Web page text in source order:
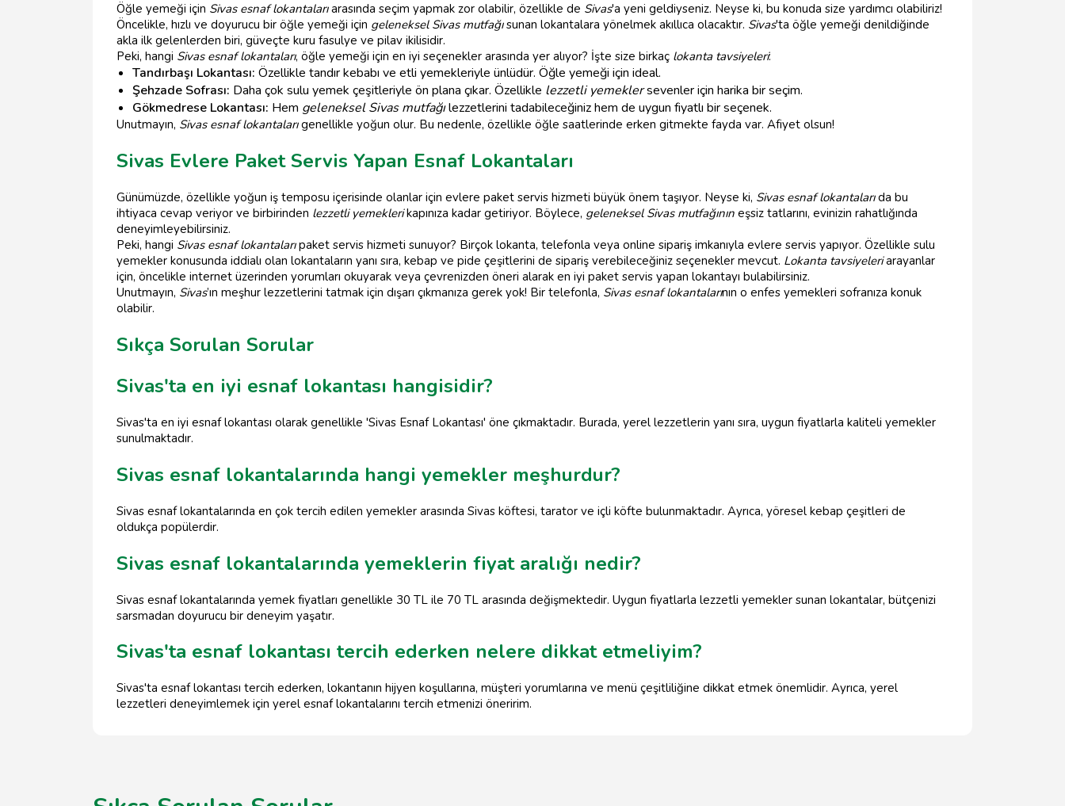
Öğle yemeği için Sivas esnaf lokantalarıarasında seçim yapmak zor olabilir, özellikle de Sivas'a yeni geldiyseniz. Neyse ki, bu konuda size yardımcı olabiliriz!
Öncelikle, hızlı ve doyurucu bir öğle yemeği için geleneksel Sivas mutfağısunan lokantalara yönelmek akıllıca olacaktır. Sivas'ta öğle yemeği denildiğinde
akla ilk gelenlerden biri, güveçte kuru fasulye ve pilav ikilisidir.
Peki, hangi Sivas esnaf lokantaları, öğle yemeği için en iyi seçenekler arasında yer alıyor? İşte size birkaç lokanta tavsiyeleri:
Tandırbaşı Lokantası: Özellikle tandır kebabı ve etli yemekleriyle ünlüdür. Öğle yemeği için ideal.
Şehzade Sofrası: Daha çok sulu yemek çeşitleriyle ön plana çıkar. Özellikle lezzetli yemeklersevenler için harika bir seçim.
Gökmedrese Lokantası: Hem geleneksel Sivas mutfağılezzetlerini tadabileceğiniz hem de uygun fiyatlı bir seçenek.
Unutmayın, Sivas esnaf lokantalarıgenellikle yoğun olur. Bu nedenle, özellikle öğle saatlerinde erken gitmekte fayda var. Afiyet olsun!
Sivas Evlere Paket Servis Yapan Esnaf Lokantaları
Günümüzde, özellikle yoğun iş temposu içerisinde olanlar için evlere paket servis hizmeti büyük önem taşıyor. Neyse ki, Sivas esnaf lokantalarıda bu
ihtiyaca cevap veriyor ve birbirinden lezzetli yemeklerikapınıza kadar getiriyor. Böylece, geleneksel Sivas mutfağının eşsiz tatlarını, evinizin rahatlığında
deneyimleyebilirsiniz.
Peki, hangi Sivas esnaf lokantalarıpaket servis hizmeti sunuyor? Birçok lokanta, telefonla veya online sipariş imkanıyla evlere servis yapıyor. Özellikle sulu
yemekler konusunda iddialı olan lokantaların yanı sıra, kebap ve pide çeşitlerini de sipariş verebileceğiniz seçenekler mevcut. Lokanta tavsiyeleriarayanlar
için, öncelikle internet üzerinden yorumları okuyarak veya çevrenizden öneri alarak en iyi paket servis yapan lokantayı bulabilirsiniz.
Unutmayın, Sivas’ın meşhur lezzetlerini tatmak için dışarı çıkmanıza gerek yok! Bir telefonla, Sivas esnaf lokantalarının o enfes yemekleri sofranıza konuk
olabilir.
Sıkça Sorulan Sorular
Sivas'ta en iyi esnaf lokantası hangisidir?
Sivas'ta en iyi esnaf lokantası olarak genellikle 'Sivas Esnaf Lokantası' öne çıkmaktadır. Burada, yerel lezzetlerin yanı sıra, uygun fiyatlarla kaliteli yemekler
sunulmaktadır.
Sivas esnaf lokantalarında hangi yemekler meşhurdur?
Sivas esnaf lokantalarında en çok tercih edilen yemekler arasında Sivas köftesi, tarator ve içli köfte bulunmaktadır. Ayrıca, yöresel kebap çeşitleri de
oldukça popülerdir.
Sivas esnaf lokantalarında yemeklerin fiyat aralığı nedir?
Sivas esnaf lokantalarında yemek fiyatları genellikle 30 TL ile 70 TL arasında değişmektedir. Uygun fiyatlarla lezzetli yemekler sunan lokantalar, bütçenizi
sarsmadan doyurucu bir deneyim yaşatır.
Sivas'ta esnaf lokantası tercih ederken nelere dikkat etmeliyim?
Sivas'ta esnaf lokantası tercih ederken, lokantanın hijyen koşullarına, müşteri yorumlarına ve menü çeşitliliğine dikkat etmek önemlidir. Ayrıca, yerel
lezzetleri deneyimlemek için yerel esnaf lokantalarını tercih etmenizi öneririm.